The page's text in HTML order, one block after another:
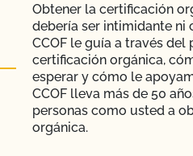
Obtener la certificación
debería ser intimidante ni
CCOF le guía a través del
certificación orgánica,
esperar y cómo le
CCOF lleva más de 50
personas como usted a
orgánica.